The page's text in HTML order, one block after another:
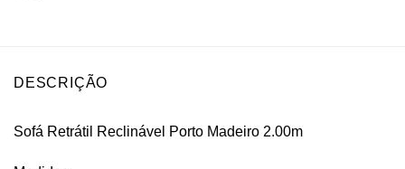
DESCRIÇÃO
Sofá Retrátil Reclinável Porto Madeiro 2.00m